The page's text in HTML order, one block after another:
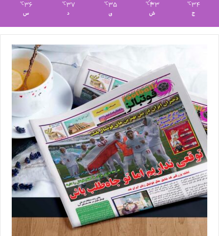
34
℃
ج
33
℃
ش
35
℃
ی
37
℃
د
36
℃
س